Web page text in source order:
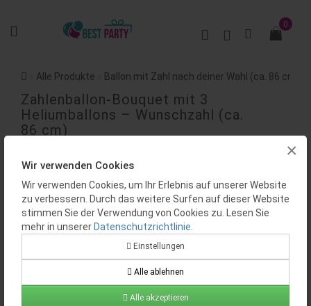
×
Wir verwenden Cookies
Wir verwenden Cookies, um Ihr Erlebnis auf unserer Website
zu verbessern. Durch das weitere Surfen auf dieser Website
stimmen Sie der Verwendung von Cookies zu. Lesen Sie
mehr in unserer Datenschutzrichtlinie
Einstellungen
Alle ablehnen
Alle akzeptieren
0
Alle Produkte Ballon mit Zahl nach deiner Wahl (ca. 86 cm)
Zahlenballon-Bouquet mit 3
Heliumballons – Wunschzahl (ca.
86 cm)
BEWERTUNGEN (0)
BP0267